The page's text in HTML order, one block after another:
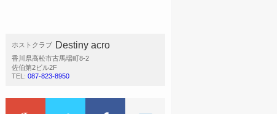
ホストクラブ Destiny acro
香川県高松市古馬場町8-2
佐伯第2ビル2F
TEL: 087-823-8950